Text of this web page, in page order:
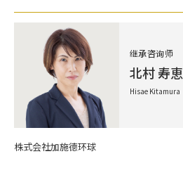
继承咨询师
北村 寿恵
Hisae Kitamura
株式会社加施德环球